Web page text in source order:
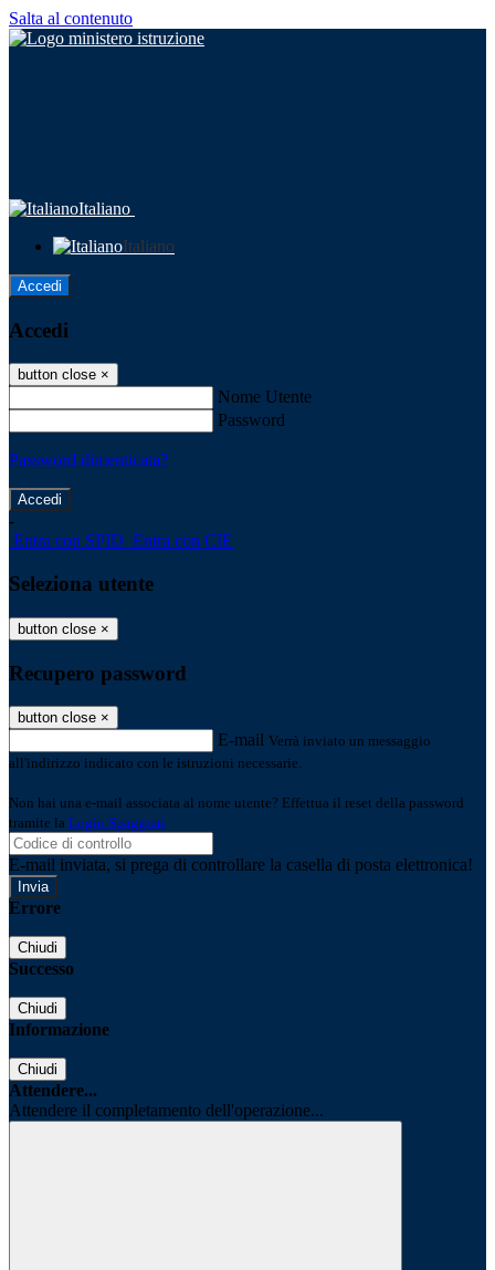
Salta al contenuto
Italiano
Italiano
Accedi
Accedi
button close ×
Nome Utente
Password
Password dimenticata?
-
Entra con SPID Entra con CIE
Seleziona utente
button close ×
Recupero password
button close ×
E-mail Verrà inviato un messaggio
all'indirizzo indicato con le istruzioni necessarie.
Non hai una e-mail associata al nome utente? Effettua il reset della password
tramite la Login Spaggiari
E-mail inviata, si prega di controllare la casella di posta elettronica!
Errore
Chiudi
Successo
Chiudi
Informazione
Chiudi
Attendere...
Attendere il completamento dell'operazione...